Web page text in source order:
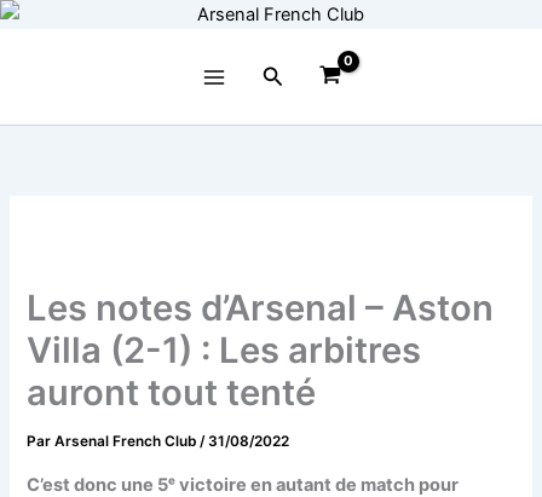
Aller
Rechercher
Les notes d’Arsenal – Aston
Villa (2-1) : Les arbitres
auront tout tenté
ParArsenal French Club/31/08/2022
C’est donc une 5ᵉ victoire en autant de match pour